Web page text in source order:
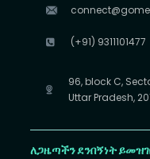
(+91) 9311101477
96, block C,
Uttar Pradesh,
ለጋዜጣችን ደንበኝነት